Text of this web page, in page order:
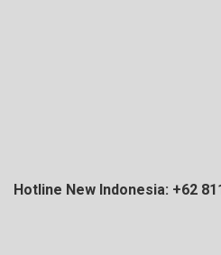
Hotline New Indonesia: +62